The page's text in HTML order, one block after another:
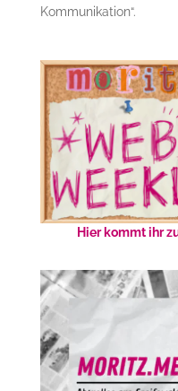
Kommunikation“.
Hier kommt ihr